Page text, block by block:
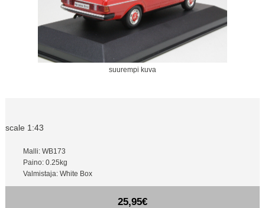
suurempi kuva
scale 1:43
Malli: WB173
Paino: 0.25kg
Valmistaja: White Box
25,95€